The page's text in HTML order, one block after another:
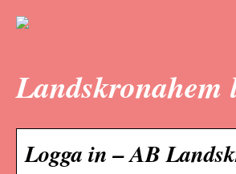
Landskronahem
Logga in – AB